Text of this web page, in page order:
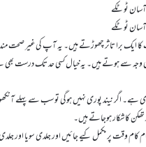
ٹوٹکے
ٹوٹکے
برا تاثر چھوڑتے ہیں۔ یہ آپ کی غیر صحت
کی وجہ سے ہوتے ہیں۔ یہ خیال کسی حد تک درست
نیند از حد ضروری ہے۔ اگر نیند پوری نہیں ہوگی تو
کا شکار ہوجاتے ہیں۔
وقت پر مکمل کیے جائیں اور جلدی سویا اور